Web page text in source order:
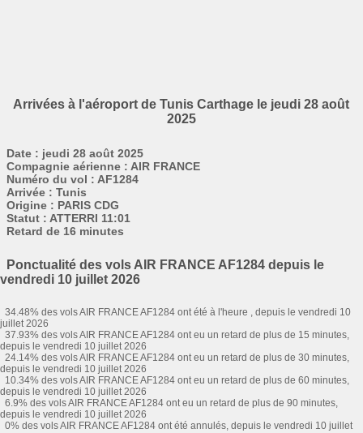
Arrivées à l'aéroport de Tunis Carthage le jeudi 28 août
2025
Date : jeudi 28 août 2025
Compagnie aérienne : AIR FRANCE
Numéro du vol : AF1284
Arrivée : Tunis
Origine : PARIS CDG
Statut : ATTERRI 11:01
Retard de 16 minutes
Ponctualité des vols AIR FRANCE AF1284 depuis le
vendredi 10 juillet 2026
34.48% des vols AIR FRANCE AF1284 ont été à l'heure , depuis le vendredi 10
juillet 2026
37.93% des vols AIR FRANCE AF1284 ont eu un retard de plus de 15 minutes,
depuis le vendredi 10 juillet 2026
24.14% des vols AIR FRANCE AF1284 ont eu un retard de plus de 30 minutes,
depuis le vendredi 10 juillet 2026
10.34% des vols AIR FRANCE AF1284 ont eu un retard de plus de 60 minutes,
depuis le vendredi 10 juillet 2026
6.9% des vols AIR FRANCE AF1284 ont eu un retard de plus de 90 minutes,
depuis le vendredi 10 juillet 2026
0% des vols AIR FRANCE AF1284 ont été annulés, depuis le vendredi 10 juillet